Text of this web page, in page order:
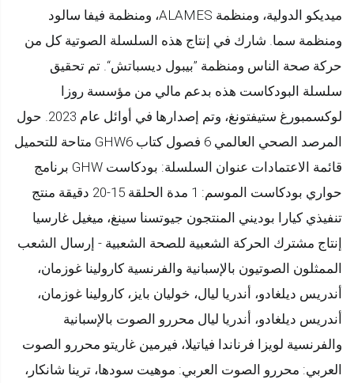
ميديكو الدولية، ومنظمة ALAMES، ومنظمة فيفا سالود
ومنظمة سما. شارك في إنتاج هذه السلسلة الصوتية كل من
حركة صحة الناس ومنظمة ”بيبول ديسباتش“. تم تحقيق
سلسلة البودكاست هذه بدعم مالي من مؤسسة روزا
لوكسمبورغ ستيفتونغ، وتم إصدارها في أوائل عام 2023. حول
المرصد الصحي العالمي 6 فصول كتاب GHW6 متاحة للتحميل
قائمة الاعتمادات عنوان السلسلة: بودكاست GHW برنامج
حواري بودكاست الموسم: 1 مدة الحلقة 15-20 دقيقة منتج
تنفيذي كيارا بوديني المنتجون جيوتسنا سينغ، ميغيل غارسيا
إنتاج مشترك الحركة الشعبية للصحة الشعبية - إرسال الشعب
الممثلون الصوتيون بالإسبانية والفرنسية كارولينا غوزمان،
أندريس ديلغادو، أندريا ليال، خوليان بايز، كارولينا غوزمان،
أندريس ديلغادو، أندريا ليال محررو الصوت بالإسبانية
والفرنسية لويزا فرناندا فياتيلا، فيرمين غاريتو محررو الصوت
العربي: محررو الصوت العربي: موهيت سودها، ترينا شانكار،